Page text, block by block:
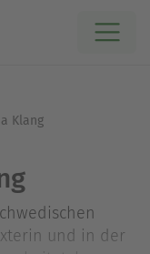
Klang
und in der